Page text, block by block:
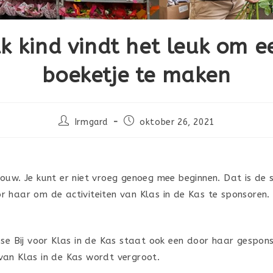
kind vindt het leuk om
boeketje te maken
Irmgard oktober 26, 2021
Je kunt er niet vroeg genoeg mee beginnen. Dat is
haar om de activiteiten van Klas in de Kas te
Bij voor Klas in de Kas staat ook een door haar
Klas in de Kas wordt vergroot.